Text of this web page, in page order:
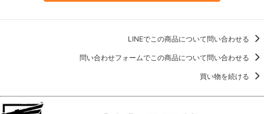
LINEでこの商品について問い合わせる
問い合わせフォームでこの商品について問い合わせる
買い物を続ける